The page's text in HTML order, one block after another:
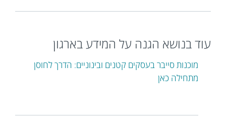
עוד בנושא הגנה על המידע בארגון
מוכנות סייבר בעסקים קטנים ובינוניים: הדרך לחוסן
מתחילה כאן